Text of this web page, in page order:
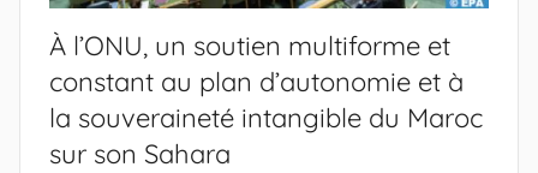
À l’ONU, un soutien multiforme et
constant au plan d’autonomie et à
la souveraineté intangible du Maroc
sur son Sahara